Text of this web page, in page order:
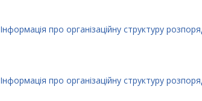
Інформація про організаційну структуру
Інформація про організаційну структуру